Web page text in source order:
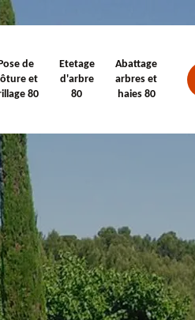
de
et
80
Etetage
d'arbre
80
Abattage
arbres et
haies 80